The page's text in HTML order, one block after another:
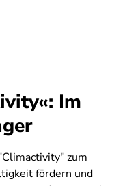
Im
zum
fördern und